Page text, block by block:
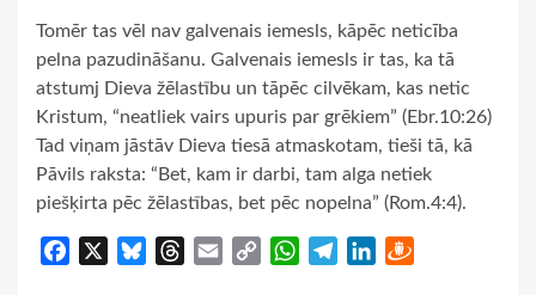
Tomēr tas vēl nav galvenais iemesls, kāpēc neticība
pelna pazudināšanu. Galvenais iemesls ir tas, ka tā
atstumj Dieva žēlastību un tāpēc cilvēkam, kas netic
Kristum, “neatliek vairs upuris par grēkiem” (Ebr.10:26)
Tad viņam jāstāv Dieva tiesā atmaskotam, tieši tā, kā
Pāvils raksta: “Bet, kam ir darbi, tam alga netiek
piešķirta pēc žēlastības, bet pēc nopelna” (Rom.4:4).
Facebook BlueskyThreads
Email
Copy
WhatsApp
TelegramLinkedIn